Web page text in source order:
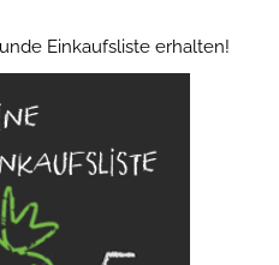
Einkaufsliste erhalten!